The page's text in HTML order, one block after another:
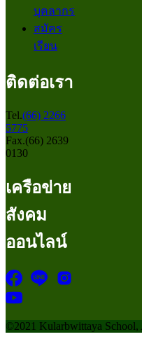
บุคลากร
สมัคร
เรียน
ติดต่อเรา
Tel.(66) 2266
5775
Fax.(66) 2639
0130
เครือข่าย
สังคม
ออนไลน์
©2021 Kularbwittaya School,